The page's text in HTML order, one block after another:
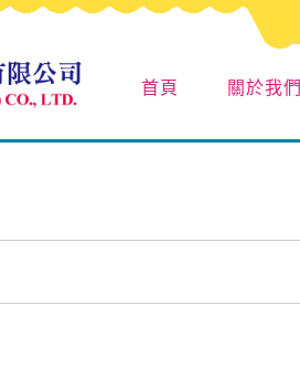
首頁 關於我們